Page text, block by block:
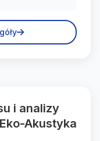
i analizy
Akustyka